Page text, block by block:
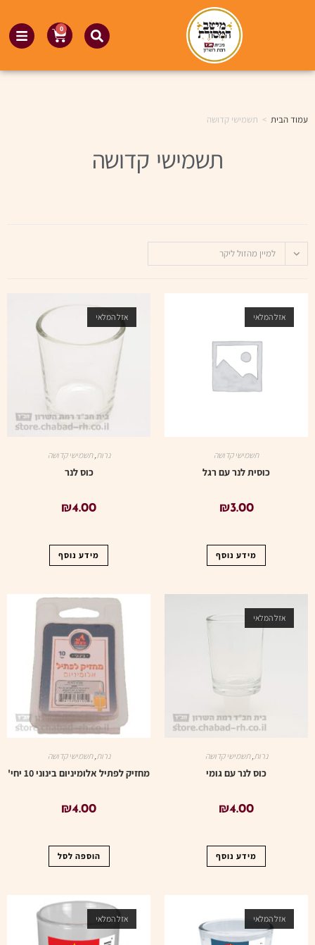
0
עמוד הבית > תשמישי קדושה
תשמישי קדושה
למיין מהזול ליקר
אזל המלאי
תשמישי קדושה
כוסית לנר עם רגל
₪3.00
מידע נוסף
אזל המלאי
נרות,תשמישי קדושה
כוס לנר
₪4.00
מידע נוסף
אזל המלאי
נרות,תשמישי קדושה
כוס לנר עם גומי
₪4.00
מידע נוסף
נרות,תשמישי קדושה
מחזיק לפתיל אלומיניום בינוני 10 יחי'
₪4.00
הוספה לסל
אזל המלאי אזל המלאי